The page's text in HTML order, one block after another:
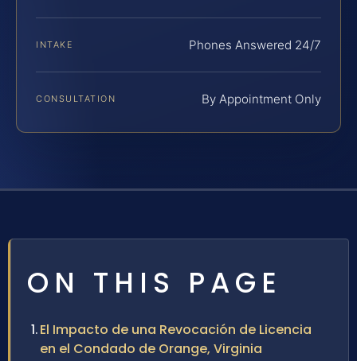
INTAKE Phones Answered 24/7
CONSULTATION By Appointment Only
ON THIS PAGE
El Impacto de una Revocación de Licencia
en el Condado de Orange, Virginia